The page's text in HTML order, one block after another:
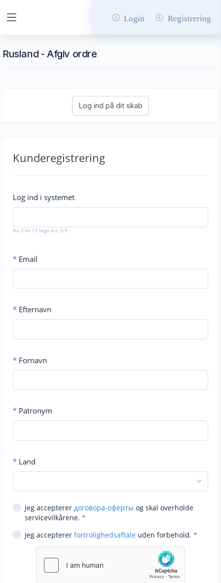
Login Registrering
Rusland - Afgiv ordre
Kunderegistrering
Log ind i systemet
fra 3 til 13 tegn a-z, 0-9
* Email
* Efternavn
* Fornavn
* Patronym
* Land
Jeg accepterer договора-оферты og skal overholde
servicevilkårene. *
Jeg accepterer fortrolighedsaftale uden forbehold. *